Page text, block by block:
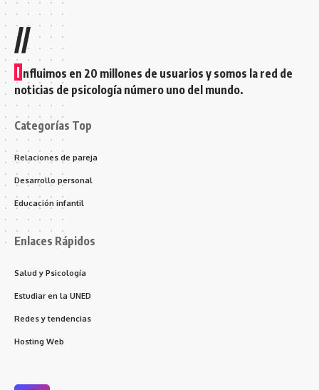
//
I nfluimos en 20 millones de usuarios y somos la red de
noticias de psicología número uno del mundo.
Categorías Top
Relaciones de pareja
Desarrollo personal
Educación infantil
Enlaces Rápidos
Salud y Psicología
Estudiar en la UNED
Redes y tendencias
Hosting Web